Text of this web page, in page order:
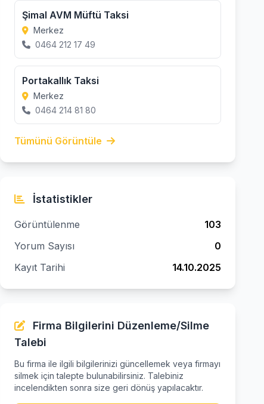
Şimal AVM Müftü Taksi
Merkez
0464 212 17 49
Portakallık Taksi
Merkez
0464 214 81 80
Tümünü Görüntüle
İstatistikler
Görüntülenme
103
Yorum Sayısı
0
Kayıt Tarihi
14.10.2025
Firma Bilgilerini Düzenleme/Silme
Talebi
Bu firma ile ilgili bilgilerinizi güncellemek veya firmayı
silmek için talepte bulunabilirsiniz. Talebiniz
incelendikten sonra size geri dönüş yapılacaktır.